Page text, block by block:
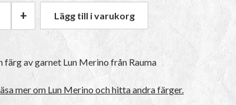
Lun Merino | 82 Mellomgrå mängd
+ Lägg till i varukorg
färg av garnet Lun Merino från Rauma
mer om Lun Merino och hitta andra färger.